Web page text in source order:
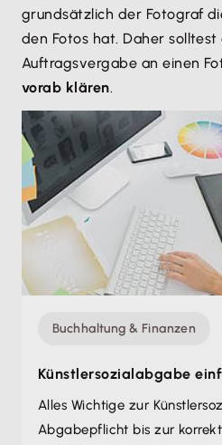
grundsätzlich der Fotograf
den Fotos hat. Daher
Auftragsvergabe an einen
vorab klären.
Buchhaltung & Finanzen
Künstlersozialabgabe
Alles Wichtige zur
Abgabepflicht bis zur